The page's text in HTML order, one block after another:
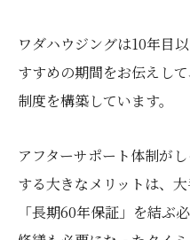
ワダハウジングは10年目
すすめの期間をお伝えし
制度を構築しています。
アフターサポート体制が
する大きなメリットは、
「長期60年保証」を結ぶ